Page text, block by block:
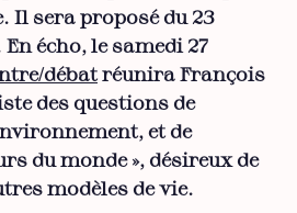
Il sera proposé du 23
écho, le samedi 27
débat réunira François
des questions de
et de
du monde », désireux de
modèles de vie.